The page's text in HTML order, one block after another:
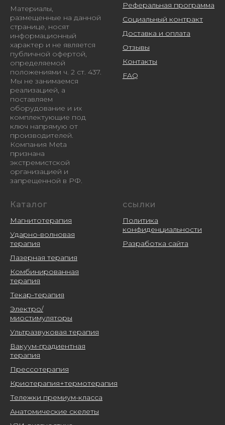
Материалы,
размещенные на данной
странице, носят
информационный
характер и не является
публичной офертой,
определяемой
положениями ч. 2 ст. 437.
Мы не занимаемся
реализацией, а
поставляем
оборудование и их
комплектующие под
ключ напрямую от
производителей.
Компания Meta
признана
экстремистской
организацией и
запрещенной в РФ.
Реферальная программа
Социальный контракт
Доставка и оплата
Отзывы
Контакты
FAQ
Каталог
Магнитотерапия
Ударно-волновая
терапия
Лазерная терапия
Комбинированная
терапия
Текар-терапия
Электро/
миостимуляторы
Ультразвуковая терапия
Вакуум-градиентная
терапия
Прессотерапия
Криотерапия+термотерапия
Тележки премиум-класса
Анатомические скелеты
ссылки
Политика
конфиденциальности
Разработка сайта